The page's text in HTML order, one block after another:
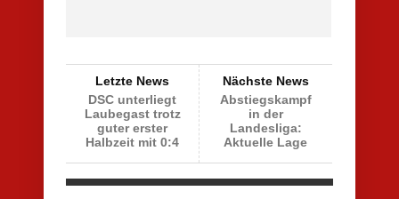
Letzte News
DSC unterliegt
Laubegast trotz
guter erster
Halbzeit mit 0:4
Nächste News
Abstiegskampf
in der
Landesliga:
Aktuelle Lage